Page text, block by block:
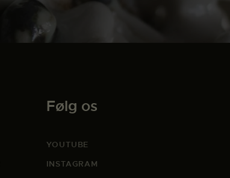
Følg os
YOUTUBE
INSTAGRAM